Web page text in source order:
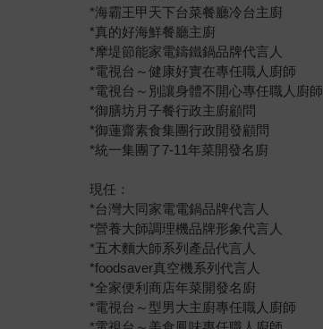
*海霸王甲天下台菜餐廳冷台主廚
*真的好海鮮餐廳主廚
*摩堤節能家電鑄鐵鍋品牌代言人
*電視台～健康好實在專任職人廚師
*電視台～別讓身體不開心專任職人廚師
*御膳坊月子餐行政主廚顧問
*御蓮齋素食集團行政開發顧問
*統一集團了7-11年菜開發名廚
現任：
*台灣大同家電電鍋品牌代言人
*營養大師調理機品牌形象代言人
*五木麵大師系列產品代言人
*foodsaver真空機系列代言人
*全家便利商店年菜開發名廚
*電視台～型男大主廚專任職人廚師